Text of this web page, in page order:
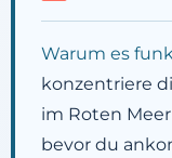
Warum es
konzentriere
im Roten
bevor du